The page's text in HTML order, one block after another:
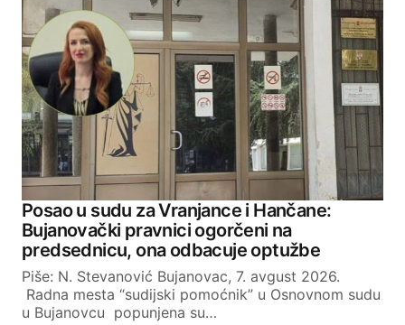
Your email address will not be published.
Required fields are marked
Comment*
Your Name
Your E-mail
SUBMIT COMMENT
Posao u sudu za Vranjance i Hančane:
Bujanovački pravnici ogorčeni na
predsednicu, ona odbacuje optužbe
Piše: N. Stevanović Bujanovac, 7. avgust 2026.
Radna mesta “sudijski pomoćnik” u Osnovnom sudu
u Bujanovcu popunjena su…